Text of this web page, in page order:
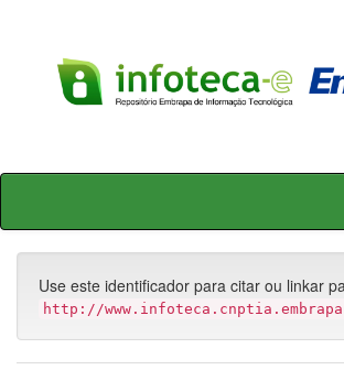
Skip
Use este identificador para citar ou linkar
http://